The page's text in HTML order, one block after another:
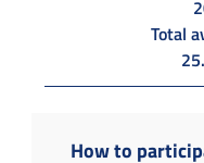
Total
How to